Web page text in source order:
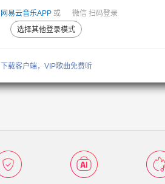
网易云音乐APP 或 微信 扫码登录
选择其他登录模式
下载客户端，VIP歌曲免费听